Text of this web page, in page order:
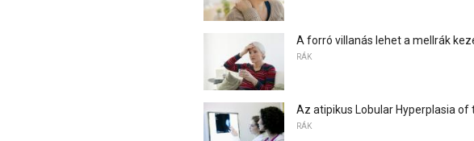
A forró villanás lehet a mellrák
RÁK
Az atipikus Lobular Hyperplasia of
RÁK